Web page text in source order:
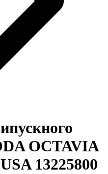
OCTAVIA
13225800